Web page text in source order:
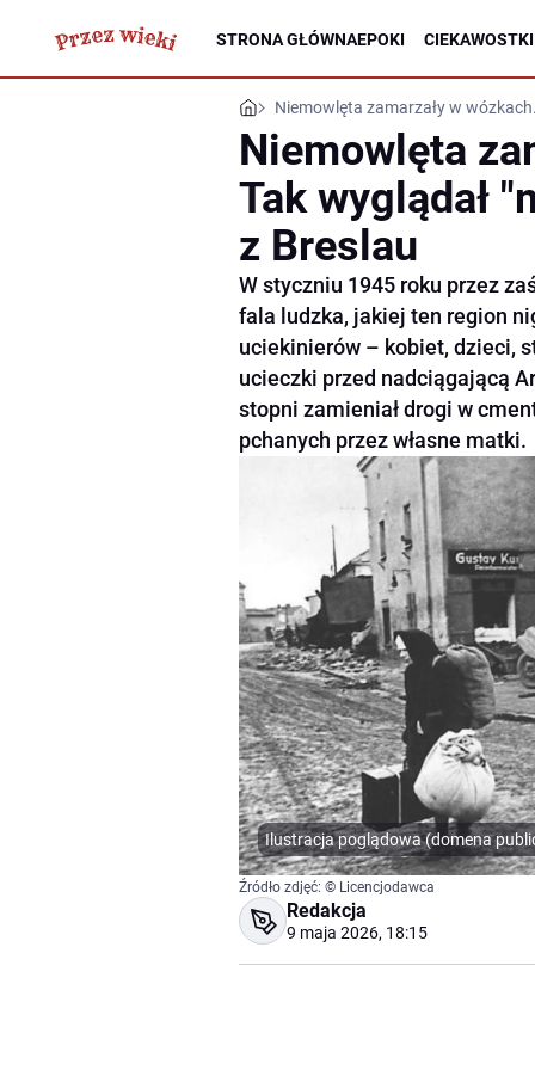
STRONA GŁÓWNAEPOKI
Niemowlęta zamarzały w
Niemowlęta
Tak wyglądał
z Breslau
W styczniu 1945 roku przez
fala ludzka, jakiej ten region
uciekinierów – kobiet, dzieci,
ucieczki przed nadciągającą
stopni zamieniał drogi w
pchanych przez własne matki.
Ilustracja poglądowa (domena
Źródło zdjęć: © Licencjodawca
Redakcja
9 maja 2026, 18:15